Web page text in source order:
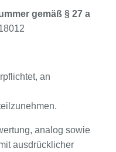
gemäß § 27 a
an
analog sowie
ausdrücklicher